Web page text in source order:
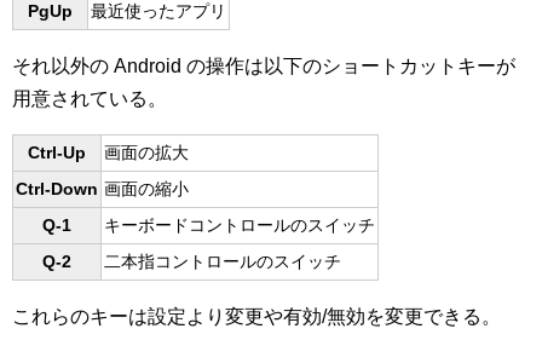
PgUp
最近使ったアプリ
それ以外の Android の操作は以下のショートカットキーが
用意されている。
Ctrl-Up
画面の拡大
Ctrl-Down 画面の縮小
Q-1
キーボードコントロールのスイッチ
Q-2
二本指コントロールのスイッチ
これらのキーは設定より変更や有効/無効を変更できる。